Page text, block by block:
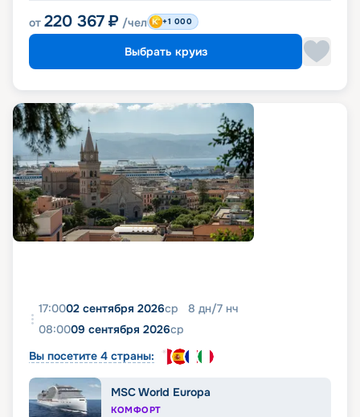
от 220 367 ₽ /чел +1 000
Выбрать круиз
17:0002 сентября 2026ср 8 дн/7 нч
08:0009 сентября 2026ср
Вы посетите 4 страны:
MSC World Europa
КОМФОРТ